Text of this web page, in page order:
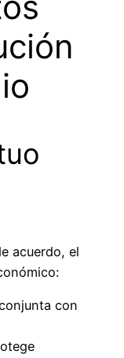
acuerdo, el
con